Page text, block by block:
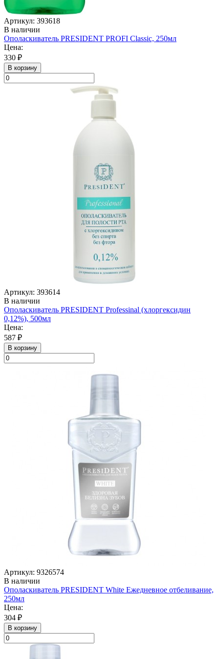
Артикул: 393618
В наличии
Ополаскиватель PRESIDENT PROFI Classic, 250мл
Цена:
330 ₽
В корзину
Артикул: 393614
В наличии
Ополаскиватель PRESIDENT Professinal (хлоргексидин
0,12%), 500мл
Цена:
587 ₽
В корзину
Артикул: 9326574
В наличии
Ополаскиватель PRESIDENT White Ежедневное отбеливание,
250мл
Цена:
304 ₽
В корзину